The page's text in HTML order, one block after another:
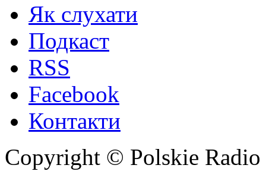
Як слухати
Подкаст
RSS
Facebook
Контакти
Copyright © Polskie